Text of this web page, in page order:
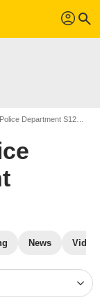
profil search
Department S12
News